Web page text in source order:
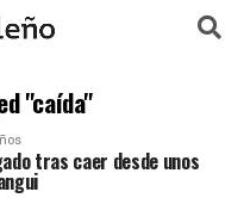
"caída"
tras caer desde unos